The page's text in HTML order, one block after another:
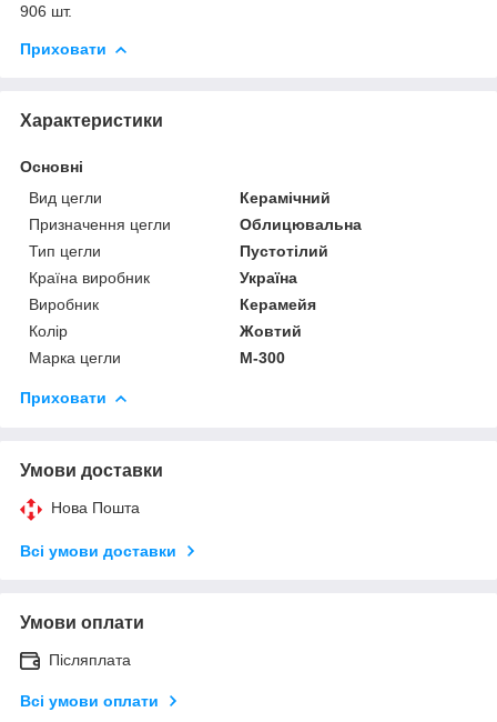
906 шт.
Приховати
Характеристики
Основні
Вид цегли
Керамічний
Призначення цегли
Облицювальна
Тип цегли
Пустотілий
Країна виробник
Україна
Виробник
Керамейя
Колір
Жовтий
Марка цегли
М-300
Приховати
Умови доставки
Нова Пошта
Всі умови доставки
Умови оплати
Післяплата
Всі умови оплати